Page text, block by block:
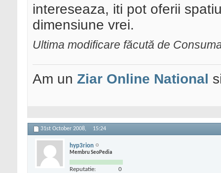
intereseaza, iti pot oferii
dimensiune vrei.
Ultima modificare făcută de
Am un Ziar Online National
31st October 2008, 15:24
hyp3rion
Membru SeoPedia
Reputatie: 0